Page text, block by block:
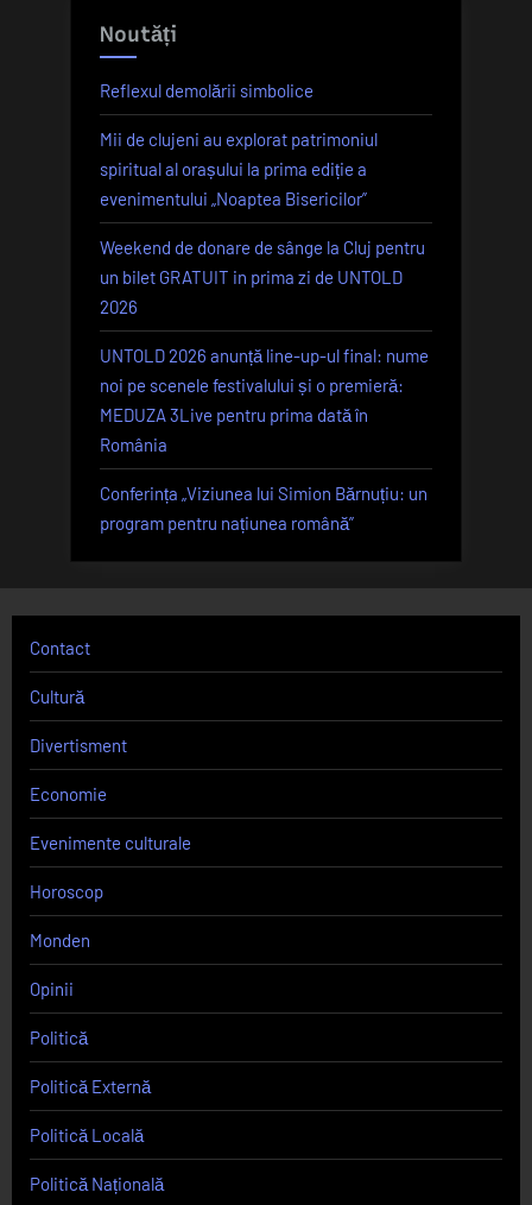
Noutăți
Reflexul demolării simbolice
Mii de clujeni au explorat patrimoniul
spiritual al orașului la prima ediție a
evenimentului „Noaptea Bisericilor”
Weekend de donare de sânge la Cluj pentru
un bilet GRATUIT in prima zi de UNTOLD
2026
UNTOLD 2026 anunță line-up-ul final: nume
noi pe scenele festivalului și o premieră:
MEDUZA 3Live pentru prima dată în
România
Conferința „Viziunea lui Simion Bărnuțiu: un
program pentru națiunea română”
Contact
Cultură
Divertisment
Economie
Evenimente culturale
Horoscop
Monden
Opinii
Politică
Politică Externă
Politică Locală
Politică Națională